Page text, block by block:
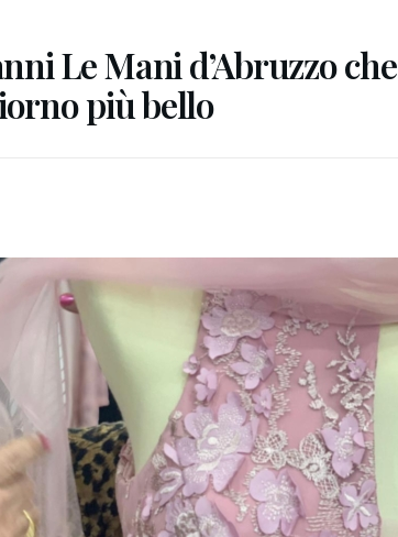
Le Mani d’Abruzzo che
più bello